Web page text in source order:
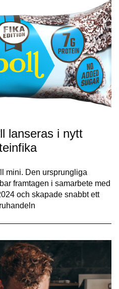
lanseras i nytt
mini. Den ursprungliga
framtagen i samarbete med
och skapade snabbt ett